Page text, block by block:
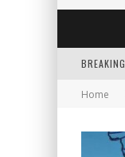
BREAKING
Home